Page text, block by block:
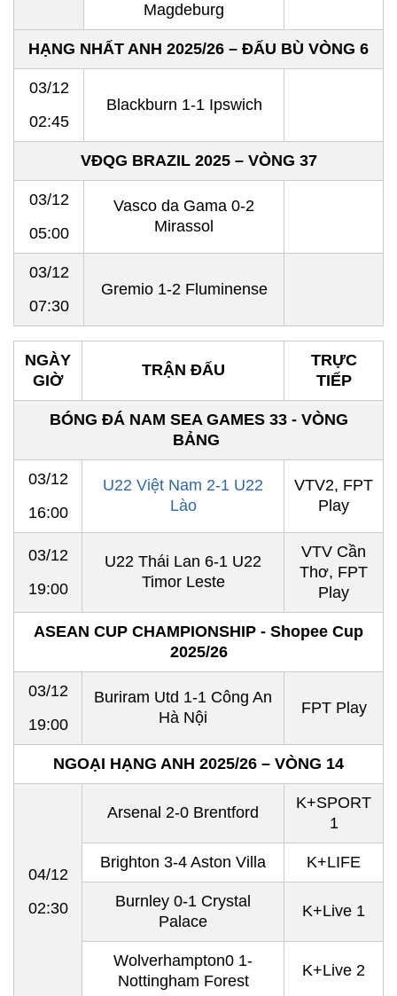
Magdeburg
HẠNG NHẤT ANH 2025/26 – ĐẤU BÙ VÒNG 6
03/12
02:45
Blackburn 1-1 Ipswich
VĐQG BRAZIL 2025 – VÒNG 37
03/12
05:00
Vasco da Gama 0-2
Mirassol
03/12
07:30
Gremio 1-2 Fluminense
NGÀY
GIỜ
TRẬN ĐẤU
TRỰC
TIẾP
BÓNG ĐÁ NAM SEA GAMES 33 - VÒNG
BẢNG
03/12
16:00
U22 Việt Nam 2-1 U22
Lào
VTV2, FPT
Play
03/12
19:00
U22 Thái Lan 6-1 U22
Timor Leste
VTV Cần
Thơ, FPT
Play
ASEAN CUP CHAMPIONSHIP - Shopee Cup
2025/26
03/12
19:00
Buriram Utd 1-1 Công An
Hà Nội
FPT Play
NGOẠI HẠNG ANH 2025/26 – VÒNG 14
04/12
02:30
Arsenal 2-0 Brentford
K+SPORT
1
Brighton 3-4 Aston Villa K+LIFE
Burnley 0-1 Crystal
Palace
K+Live 1
Wolverhampton0 1-
Nottingham Forest
K+Live 2